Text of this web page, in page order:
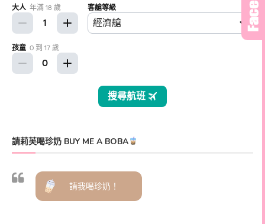
請莉芙喝珍奶 BUY ME A BOBA
請我喝珍奶！